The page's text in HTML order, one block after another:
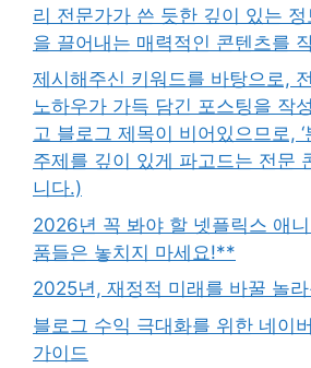
리 전문가가 쓴 듯한 깊이 있는
을 끌어내는 매력적인 콘텐츠를
제시해주신 키워드를 바탕으로,
노하우가 가득 담긴 포스팅을 작
고 블로그 제목이 비어있으므로, ‘
주제를 깊이 있게 파고드는 전문
니다.)
2026년 꼭 봐야 할 넷플릭스 애
품들은 놓치지 마세요!**
2025년, 재정적 미래를 바꿀 놀
블로그 수익 극대화를 위한 네이
가이드